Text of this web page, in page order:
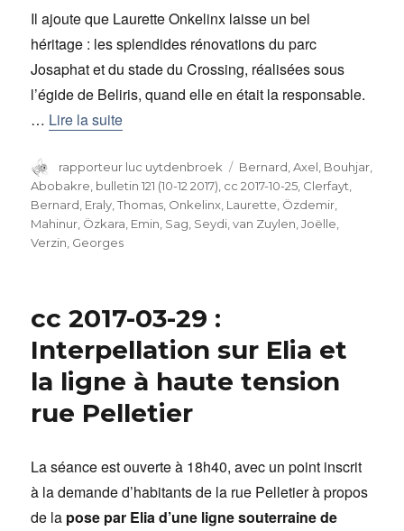
Il ajoute que Laurette Onkelinx laisse un bel
héritage : les splendides rénovations du parc
Josaphat et du stade du Crossing, réalisées sous
l’égide de Beliris, quand elle en était la responsable.
… Lire la suite
Auteur
rapporteur luc uytdenbroek Catégories
Bernard, Axel Bouhjar,
Abobakre bulletin 121 (10-12 2017) cc 2017-10-25 Clerfayt,
Bernard Eraly, Thomas Onkelinx, Laurette Özdemir,
Mahinur Özkara, Emin Sag, Seydi ,van Zuylen, Joëlle
Verzin, Georges
cc 2017-03-29 :
Interpellation sur Elia et
la ligne à haute tension
rue Pelletier
La séance est ouverte à 18h40, avec un point inscrit
à la demande d’habitants de la rue Pelletier à propos
de la pose par Elia d’une ligne souterraine de